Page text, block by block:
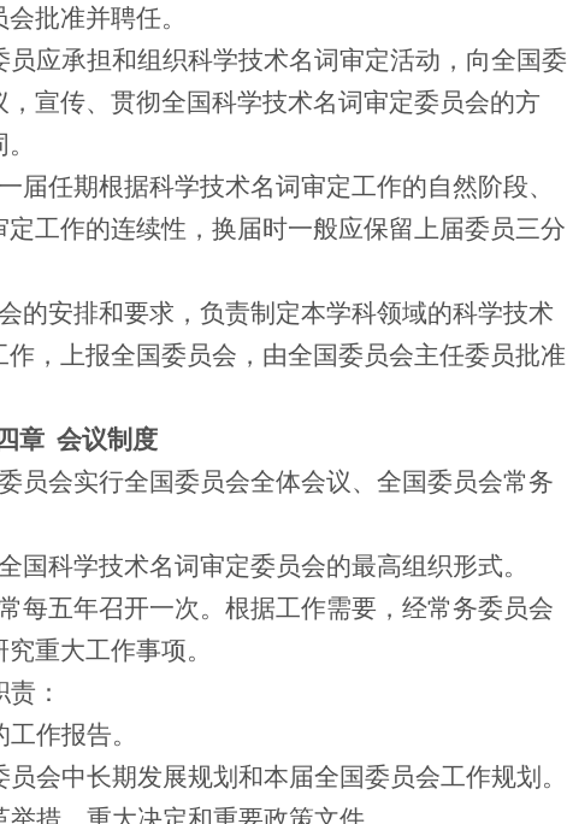
会批准并聘任。
应承担和组织科学技术名词审定活动，向全国委
宣传、贯彻全国科学技术名词审定委员会的方
届任期根据科学技术名词审定工作的自然阶段、
工作的连续性，换届时一般应保留上届委员三分
的安排和要求，负责制定本学科领域的科学技术
，上报全国委员会，由全国委员会主任委员批准
章 会议制度
员会实行全国委员会全体会议、全国委员会常务
国科学技术名词审定委员会的最高组织形式。
每五年召开一次。根据工作需要，经常务委员会
重大工作事项。
：
作报告。
会中长期发展规划和本届全国委员会工作规划。